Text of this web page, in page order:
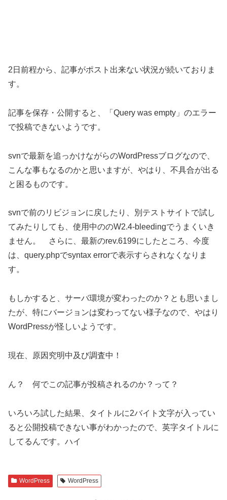
2日前程から、記事がポスト出来ない状況が続いておりま
す。
記事を保存・公開すると、「Query was empty」のエラー
で投稿できないようです。
svnで最新を追っかけながらのWordPressブログなので、
こんな事もなるのかと思いますが、やはり、不具合が出る
と困るものです。
svnで前のリビジョンに戻したり、別テストサイトで試し
てみたりしても、使用中ののW2.4-bleedingでうまくいき
ません。 さらに、最新のrev.6199にしたところ、今度
は、query.phpでsyntax errorで表示すらされなくなりま
す。
もしかすると、サーバ環境が変わったのか？とも思いまし
たが、特にバージョンは変わってない様子なので、やはり
WordPressが怪しいようです。
現在、原因究明中及び調査中！
ん？ 何でこの記事が投稿されるのか？って？
いろいろ試した結果、タイトルに2バイト文字が入ってい
ると公開投稿できない事がわかったので、英字タイトルに
してるんです。ハイ
WordPress WordPress